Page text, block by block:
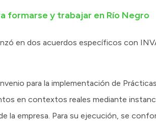
formarse y trabajar en Río Negro
en dos acuerdos específicos con
para la implementación de
en contextos reales mediante
la empresa. Para su ejecución, se